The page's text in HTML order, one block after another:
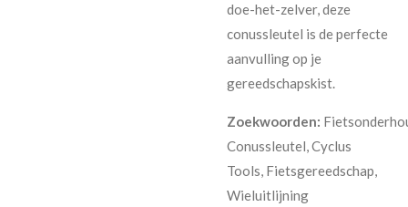
doe-het-zelver, deze
conussleutel is de perfecte
aanvulling op je
gereedschapskist.
Zoekwoorden:
Conussleutel, Cyclus
Tools, Fietsgereedschap,
Wieluitlijning